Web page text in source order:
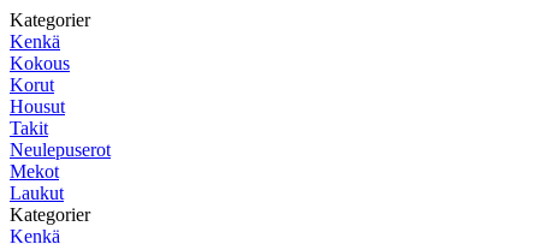
Kategorier
Kenkä
Kokous
Korut
Housut
Takit
Neulepuserot
Mekot
Laukut
Kategorier
Kenkä